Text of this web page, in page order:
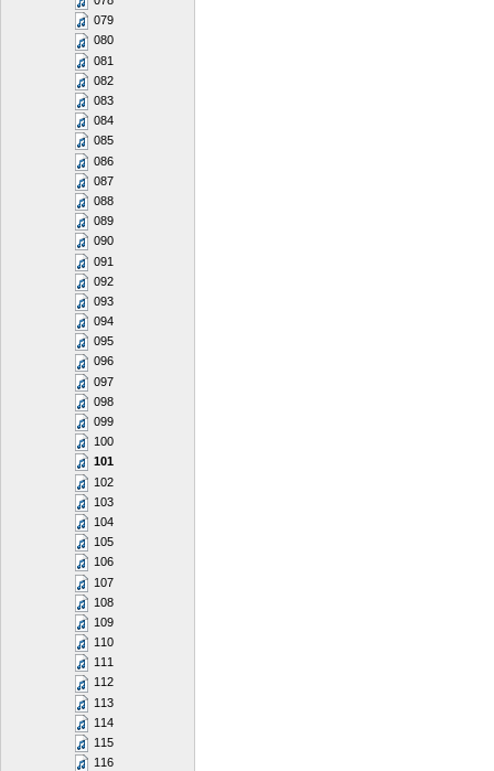
079
080
081
082
083
084
085
086
087
088
089
090
091
092
093
094
095
096
097
098
099
100
101
102
103
104
105
106
107
108
109
110
111
112
113
114
115
116